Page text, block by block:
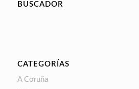
BUSCADOR
CATEGORÍAS
A Coruña